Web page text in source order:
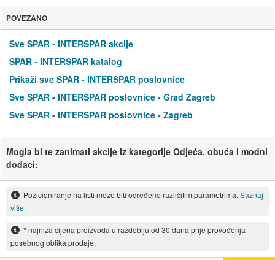
POVEZANO
Sve SPAR - INTERSPAR akcije
SPAR - INTERSPAR katalog
Prikaži sve SPAR - INTERSPAR poslovnice
Sve SPAR - INTERSPAR poslovnice - Grad Zagreb
Sve SPAR - INTERSPAR poslovnice - Zagreb
Mogla bi te zanimati akcije iz kategorije Odjeća, obuća i modni
dodaci:
Pozicioniranje na listi može biti određeno različitim parametrima. Saznaj
više.
* najniža cijena proizvoda u razdoblju od 30 dana prije provođenja
posebnog oblika prodaje.